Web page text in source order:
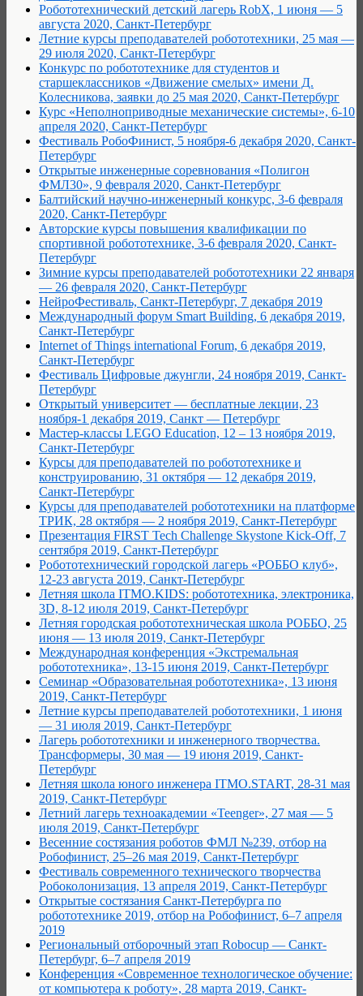
Робототехнический детский лагерь RobX, 1 июня — 5
августа 2020, Санкт-Петербург
Летние курсы преподавателей робототехники, 25 мая —
29 июля 2020, Санкт-Петербург
Конкурс по робототехнике для студентов и
старшеклассников «Движение смелых» имени Д.
Колесникова, заявки до 25 мая 2020, Санкт-Петербург
Курс «Неполноприводные механические системы», 6-10
апреля 2020, Санкт-Петербург
Фестиваль РобоФинист, 5 ноября-6 декабря 2020, Санкт-
Петербург
Открытые инженерные соревнования «Полигон
ФМЛ30», 9 февраля 2020, Санкт-Петербург
Балтийский научно-инженерный конкурс, 3-6 февраля
2020, Санкт-Петербург
Авторские курсы повышения квалификации по
спортивной робототехнике, 3-6 февраля 2020, Санкт-
Петербург
Зимние курсы преподавателей робототехники 22 января
— 26 февраля 2020, Санкт-Петербург
НейроФестиваль, Санкт-Петербург, 7 декабря 2019
Международный форум Smart Building, 6 декабря 2019,
Санкт-Петербург
Internet of Things international Forum, 6 декабря 2019,
Санкт-Петербург
Фестиваль Цифровые джунгли, 24 ноября 2019, Санкт-
Петербург
Открытый университет — бесплатные лекции, 23
ноября-1 декабря 2019, Санкт — Петербург
Мастер-классы LEGO Education, 12 – 13 ноября 2019,
Санкт-Петербург
Курсы для преподавателей по робототехнике и
конструированию, 31 октября — 12 декабря 2019,
Санкт-Петербург
Курсы для преподавателей робототехники на платформе
ТРИК, 28 октября — 2 ноября 2019, Санкт-Петербург
Презентация FIRST Tech Challenge Skystone Kick-Off, 7
сентября 2019, Санкт-Петербург
Робототехнический городской лагерь «РОББО клуб»,
12-23 августа 2019, Санкт-Петербург
Летняя школа ITMO.KIDS: робототехника, электроника,
3D, 8-12 июля 2019, Санкт-Петербург
Летняя городская робототехническая школа РОББО, 25
июня — 13 июля 2019, Санкт-Петербург
Международная конференция «Экстремальная
робототехника», 13-15 июня 2019, Санкт-Петербург
Семинар «Образовательная робототехника», 13 июня
2019, Санкт-Петербург
Летние курсы преподавателей робототехники, 1 июня
— 31 июля 2019, Санкт-Петербург
Лагерь робототехники и инженерного творчества.
Трансформеры, 30 мая — 19 июня 2019, Санкт-
Петербург
Летняя школа юного инженера ITMO.START, 28-31 мая
2019, Санкт-Петербург
Летний лагерь техноакадемии «Teenger», 27 мая — 5
июля 2019, Санкт-Петербург
Весенние состязания роботов ФМЛ №239, отбор на
Робофинист, 25–26 мая 2019, Санкт-Петербург
Фестиваль современного технического творчества
Робоколонизация, 13 апреля 2019, Санкт-Петербург
Открытые состязания Санкт-Петербурга по
робототехнике 2019, отбор на Робофинист, 6–7 апреля
2019
Региональный отборочный этап Robocup — Санкт-
Петербург, 6–7 апреля 2019
Конференция «Современное технологическое обучение:
от компьютера к роботу», 28 марта 2019, Санкт-